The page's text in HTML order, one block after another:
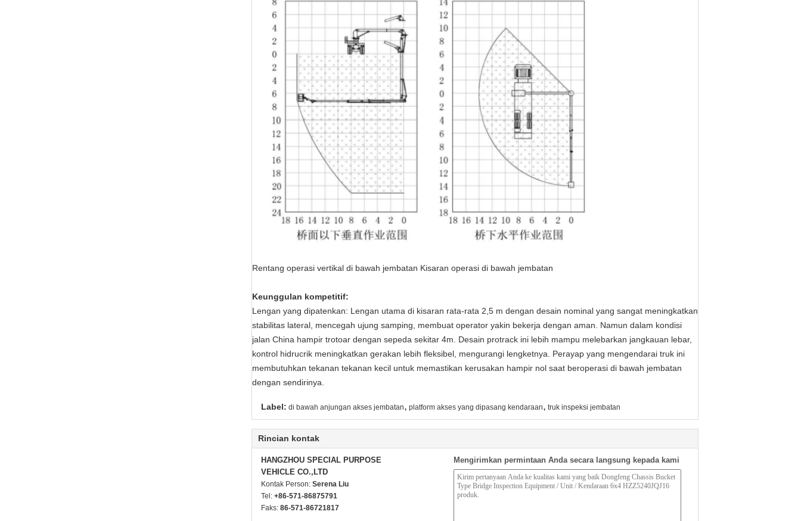
Rentang operasi vertikal di bawah jembatan Kisaran operasi di bawah jembatan
Keunggulan kompetitif:
Lengan yang dipatenkan: Lengan utama di kisaran rata-rata 2,5 m dengan desain nominal yang sangat meningkatkan
stabilitas lateral, mencegah ujung samping, membuat operator yakin bekerja dengan aman.
Namun dalam kondisi
jalan China hampir trotoar dengan sepeda sekitar 4m.
Desain protrack ini lebih mampu melebarkan jangkauan lebar,
kontrol hidrucrik meningkatkan gerakan lebih fleksibel, mengurangi lengketnya.
Perayap yang mengendarai truk ini
membutuhkan tekanan tekanan kecil untuk memastikan kerusakan hampir nol saat beroperasi di bawah jembatan
dengan sendirinya.
Label: di bawah anjungan akses jembatan, platform akses yang dipasang kendaraan, truk inspeksi jembatan
Rincian kontak
HANGZHOU SPECIAL PURPOSE
VEHICLE CO.,LTD
Kontak Person: Serena Liu
Tel: +86-571-86875791
Faks: 86-571-86721817
Mengirimkan permintaan Anda secara langsung kepada kami